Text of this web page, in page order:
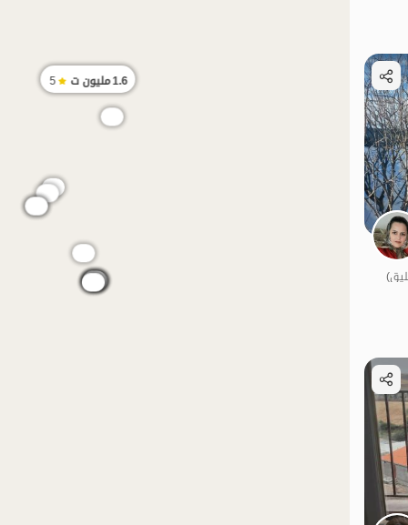
1.6مليون ت 5